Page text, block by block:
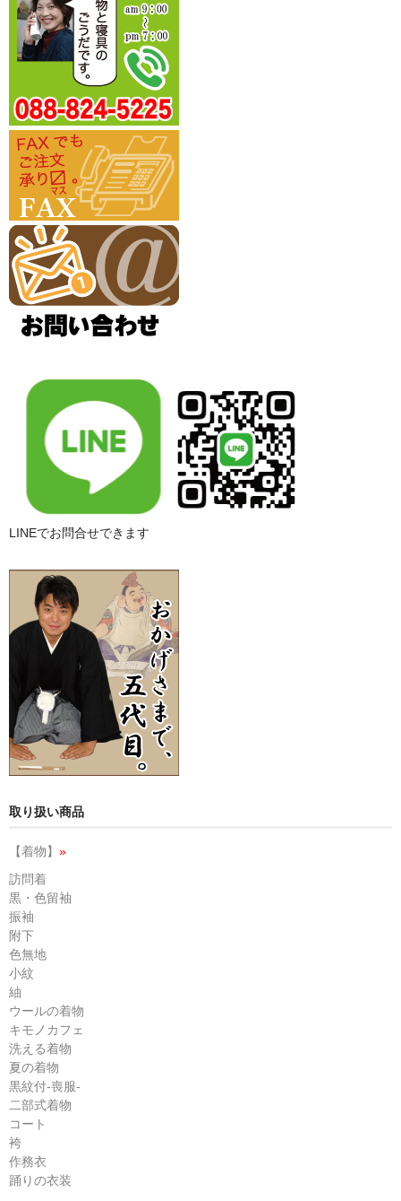
LINEでお問合せできます
取り扱い商品
【着物】 »
訪問着
黒・色留袖
振袖
附下
色無地
小紋
紬
ウールの着物
キモノカフェ
洗える着物
夏の着物
黒紋付-喪服-
二部式着物
コート
袴
作務衣
踊りの衣装